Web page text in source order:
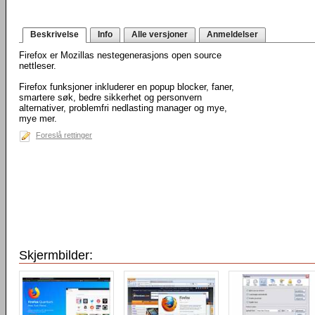
Beskrivelse Info Alle versjoner Anmeldelser
Firefox er Mozillas nestegenerasjons open source
nettleser.
Firefox funksjoner inkluderer en popup blocker, faner,
smartere søk, bedre sikkerhet og personvern
alternativer, problemfri nedlasting manager og mye,
mye mer.
Foreslå rettinger
Skjermbilder: